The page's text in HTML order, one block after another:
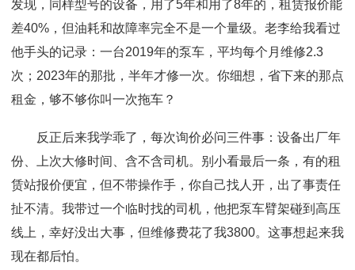
发现，同样型号的设备，用了5年和用了8年的，租赁报价能
差40%，但油耗和故障率完全不是一个量级。老李给我看过
他手头的记录：一台2019年的泵车，平均每个月维修2.3
次；2023年的那批，半年才修一次。你细想，省下来的那点
租金，够不够你叫一次拖车？
反正后来我学乖了，每次询价必问三件事：设备出厂年
份、上次大修时间、含不含司机。别小看最后一条，有的租
赁站报价便宜，但不带操作手，你自己找人开，出了事责任
扯不清。我带过一个临时找的司机，他把泵车臂架碰到高压
线上，幸好没出大事，但维修费花了我3800。这事想起来我
现在都后怕。